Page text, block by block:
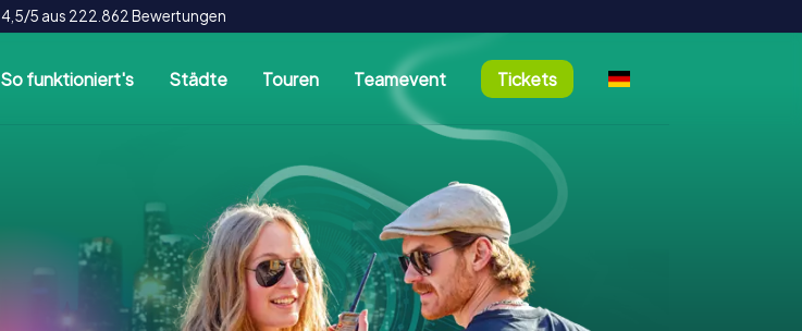
4,5/5 aus 222.862 Bewertungen
So funktioniert's Städte Touren Teamevent Tickets